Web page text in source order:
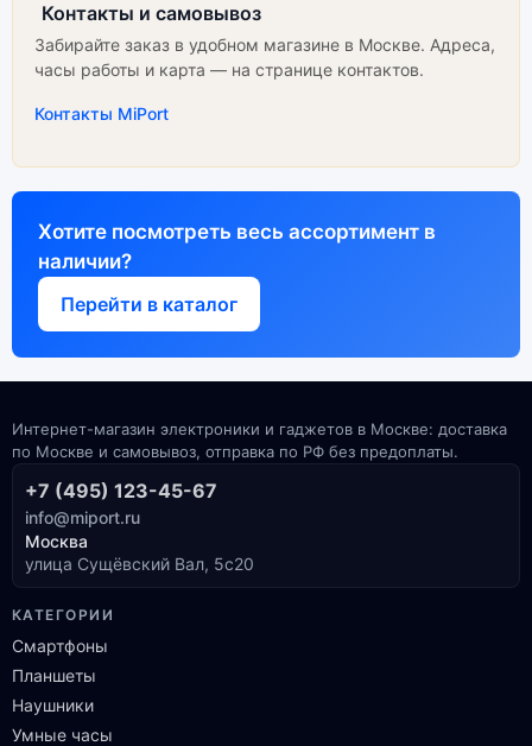
Контакты и самовывоз
Забирайте заказ в удобном магазине в Москве. Адреса,
часы работы и карта — на странице контактов.
Контакты MiPort
Хотите посмотреть весь ассортимент в
наличии?
Перейти в каталог
Интернет-магазин электроники и гаджетов в Москве: доставка
по Москве и самовывоз, отправка по РФ без предоплаты.
+7 (495) 123-45-67
info@miport.ru
Москва
улица Сущёвский Вал, 5с20
КАТЕГОРИИ
Смартфоны
Планшеты
Наушники
Умные часы